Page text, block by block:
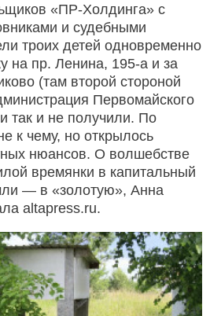
«ПР-Холдинга» с
и судебными
троих детей одновременно
на пр. Ленина, 195-а и за
(там второй стороной
Первомайского
так и не получили. По
к чему, но открылось
нюансов. О волшебстве
времянки в капитальный
— в «золотую», Анна
altapress.ru.